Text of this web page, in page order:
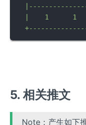
|    1      1
5. 相关推文
Note：产生如下